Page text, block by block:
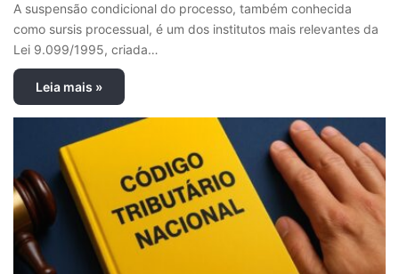
A suspensão condicional do processo, também conhecida
como sursis processual, é um dos institutos mais relevantes da
Lei 9.099/1995, criada…
Leia mais »